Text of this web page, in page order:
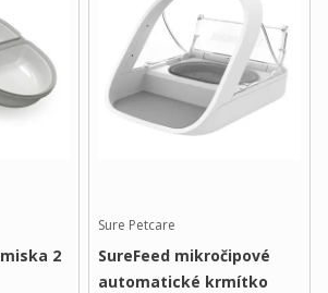
2
Sure Petcare
SureFeed mikročipové
automatické krmítko